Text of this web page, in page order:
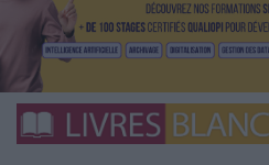
TRAVAIL COLLABORATIF
VIE NUMÉRIQUE
NUMÉRIQUE RESPONSABLE